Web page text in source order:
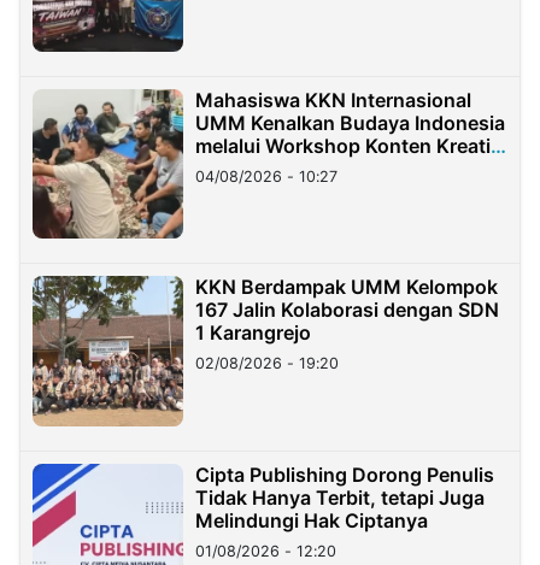
Mahasiswa KKN Internasional
UMM Kenalkan Budaya Indonesia
melalui Workshop Konten Kreatif
di Taiwan
04/08/2026 - 10:27
KKN Berdampak UMM Kelompok
167 Jalin Kolaborasi dengan SDN
1 Karangrejo
02/08/2026 - 19:20
Cipta Publishing Dorong Penulis
Tidak Hanya Terbit, tetapi Juga
Melindungi Hak Ciptanya
01/08/2026 - 12:20